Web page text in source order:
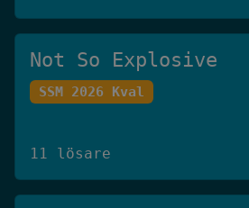
Not So Explosive
SSM 2026 Kval
11 lösare